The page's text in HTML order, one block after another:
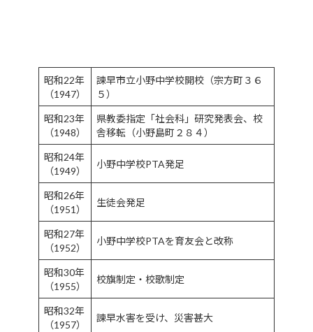
昭和22年
（1947）
諫早市立小野中学校開校（宗方町３６
５）
昭和23年
（1948）
県教委指定「社会科」研究発表会、校
舎移転（小野島町２８４）
昭和24年
（1949）
小野中学校PTA発足
昭和26年
（1951）
生徒会発足
昭和27年
（1952）
小野中学校PTAを育友会と改称
昭和30年
（1955）
校旗制定・校歌制定
昭和32年
（1957）
諫早水害を受け、災害甚大